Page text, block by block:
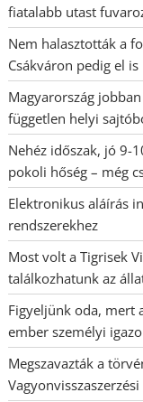
fiatalabb utast
Nem halasztották a
Csákváron pedig el
Magyarország
független helyi
Nehéz időszak, jó 9-
pokoli hőség – még
Elektronikus aláírás
rendszerekhez
Most volt a Tigrisek
találkozhatunk az
Figyeljünk oda, mert
ember személyi
Megszavazták a